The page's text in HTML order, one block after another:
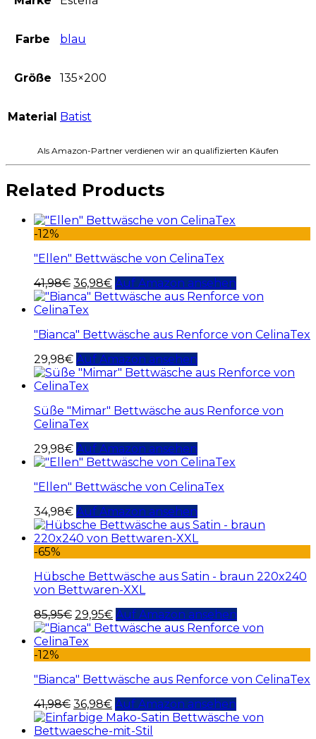
Farbe blau
Größe 135×200
Material Batist
Als Amazon-Partner verdienen wir an qualifizierten Käufen
Related Products
-12%
"Ellen" Bettwäsche von CelinaTex
41,98€ 36,98€ Auf Amazon ansehen
"Bianca" Bettwäsche aus Renforce von CelinaTex
29,98€ Auf Amazon ansehen
Süße "Mimar" Bettwäsche aus Renforce von
CelinaTex
29,98€ Auf Amazon ansehen
"Ellen" Bettwäsche von CelinaTex
34,98€ Auf Amazon ansehen
-65%
Hübsche Bettwäsche aus Satin - braun 220x240
von Bettwaren-XXL
85,95€ 29,95€ Auf Amazon ansehen
-12%
"Bianca" Bettwäsche aus Renforce von CelinaTex
41,98€ 36,98€ Auf Amazon ansehen